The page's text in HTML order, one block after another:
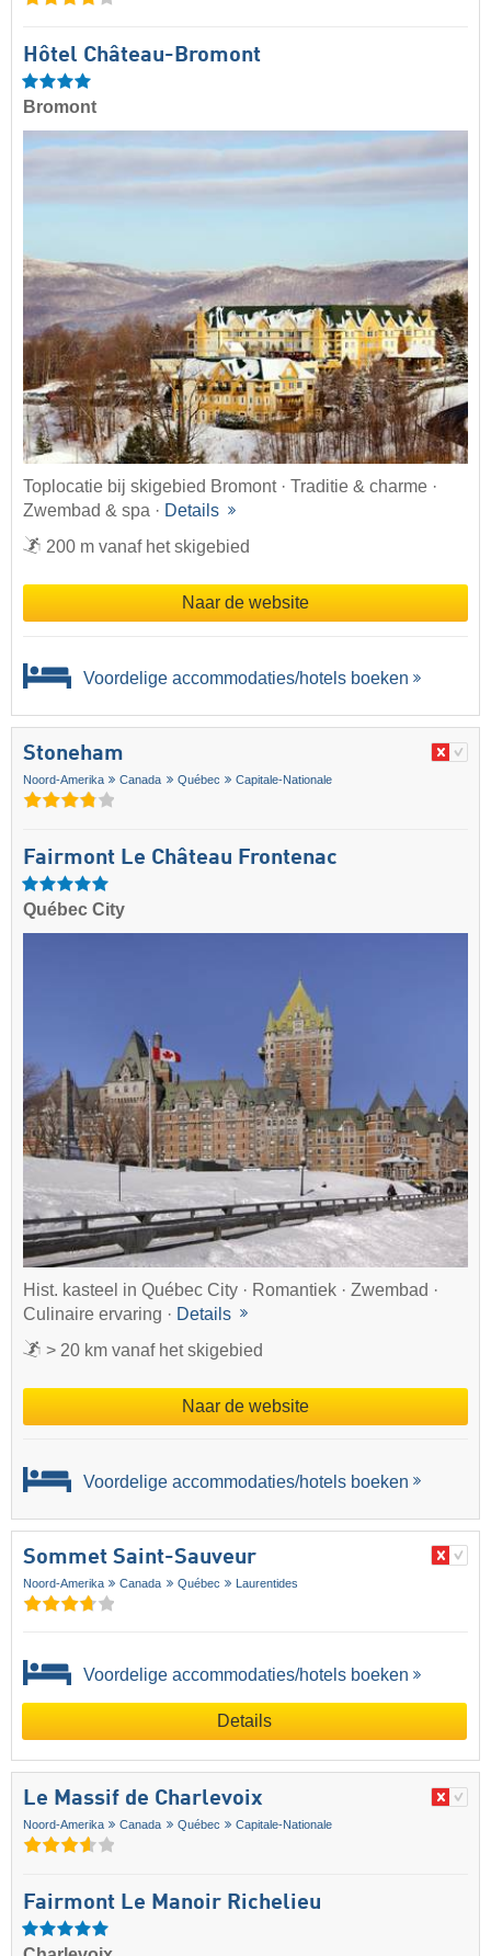
Hôtel Château-Bromont
Bromont
Toplocatie bij skigebied Bromont · Traditie & charme ·
Zwembad & spa · Details
200 m vanaf het skigebied
Naar de website
Voordelige accommodaties/hotels boeken
Stoneham
Noord-Amerika Canada Québec Capitale-Nationale
Fairmont Le Château Frontenac
Québec City
Hist. kasteel in Québec City · Romantiek · Zwembad ·
Culinaire ervaring · Details
> 20 km vanaf het skigebied
Naar de website
Voordelige accommodaties/hotels boeken
Sommet Saint-Sauveur
Noord-Amerika Canada Québec Laurentides
Voordelige accommodaties/hotels boeken
Details
Le Massif de Charlevoix
Noord-Amerika Canada Québec Capitale-Nationale
Fairmont Le Manoir Richelieu